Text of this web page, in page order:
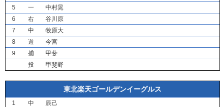
5
一
中村晃
6
右
谷川原
7
中
牧原大
8
遊
今宮
9
捕
甲斐
投
甲斐野
東北楽天ゴールデンイーグルス
1 中
辰己